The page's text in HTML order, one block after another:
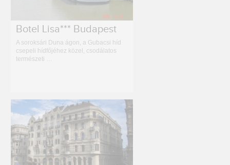
Botel Lisa*** Budapest
A soroksári Duna ágon, a Gubacsi híd
csepeli hídfőjéhez közel, csodálatos
természeti …